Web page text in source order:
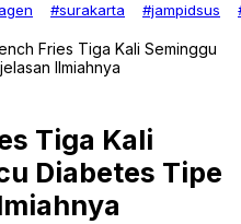
#surakarta #jampidsus
Fries Tiga Kali Seminggu
Ilmiahnya
Tiga Kali
Diabetes Tipe